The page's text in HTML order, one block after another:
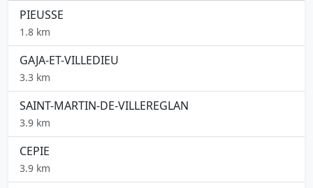
PIEUSSE
1.8 km
GAJA-ET-VILLEDIEU
3.3 km
SAINT-MARTIN-DE-VILLEREGLAN
3.9 km
CEPIE
3.9 km